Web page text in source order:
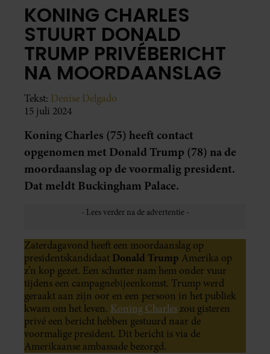
KONING CHARLES
STUURT DONALD
TRUMP PRIVÉBERICHT
NA MOORDAANSLAG
Tekst: Denise Delgado
15 juli 2024
Koning Charles (75) heeft contact
opgenomen met Donald Trump (78) na de
moordaanslag op de voormalig president.
Dat meldt Buckingham Palace.
Zaterdagavond heeft een moordaanslag op
presidentskandidaat Donald Trump Amerika op
z’n kop gezet. Een schutter nam hem onder vuur
tijdens een campagnebijeenkomst. Trump werd
geraakt aan zijn oor en een persoon in het publiek
kwam om het leven. Koning Charles zou gisteren
privé een bericht hebben gestuurd naar de
voormalige president. Dit bericht is via de
Amerikaanse ambassade bezorgd.